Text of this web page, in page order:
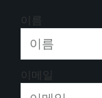
이름
이메일